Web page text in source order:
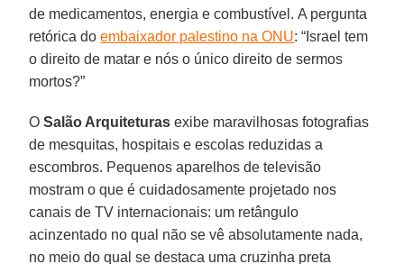
de medicamentos, energia e combustível. A pergunta
retórica doembaixador palestino na ONU: “Israel tem
o direito de matar e nós o único direito de sermos
mortos?”
OSalão Arquiteturas exibe maravilhosas fotografias
de mesquitas, hospitais e escolas reduzidas a
escombros. Pequenos aparelhos de televisão
mostram o que é cuidadosamente projetado nos
canais de TV internacionais: um retângulo
acinzentado no qual não se vê absolutamente nada,
no meio do qual se destaca uma cruzinha preta